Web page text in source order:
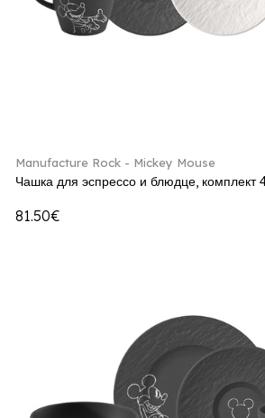
Manufacture Rock - Mickey Mouse
Чашка для эспрессо и блюдце, комплект
81.50€